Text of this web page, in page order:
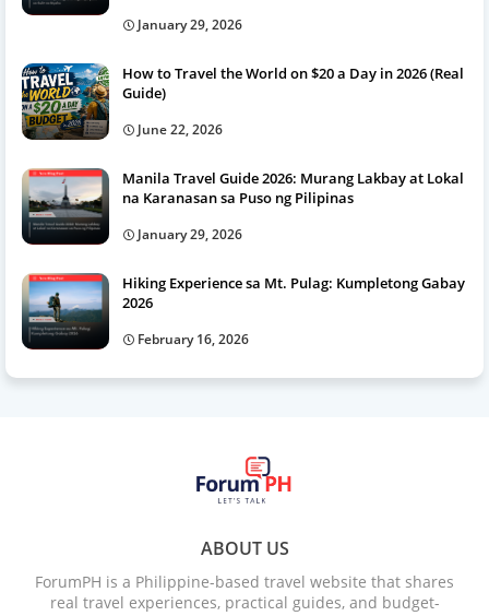
January 29, 2026
How to Travel the World on $20 a Day in 2026 (Real
Guide)
June 22, 2026
Manila Travel Guide 2026: Murang Lakbay at Lokal
na Karanasan sa Puso ng Pilipinas
January 29, 2026
Hiking Experience sa Mt. Pulag: Kumpletong Gabay
2026
February 16, 2026
ABOUT US
ForumPH is a Philippine-based travel website that shares
real travel experiences, practical guides, and budget-